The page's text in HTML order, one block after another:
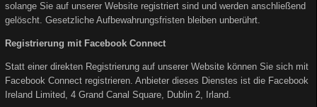
solange Sie auf unserer Website registriert sind und werden anschließend
gelöscht. Gesetzliche Aufbewahrungsfristen bleiben unberührt.
Registrierung mit Facebook Connect
Statt einer direkten Registrierung auf unserer Website können Sie sich mit
Facebook Connect registrieren. Anbieter dieses Dienstes ist die Facebook
Ireland Limited, 4 Grand Canal Square, Dublin 2, Irland.